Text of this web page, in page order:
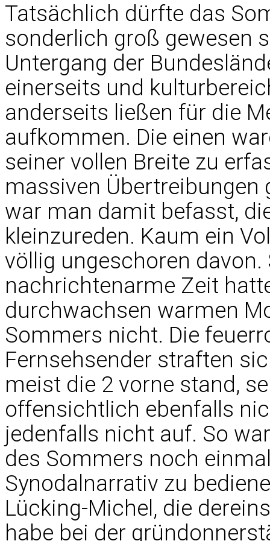
Tatsächlich dürfte das
sonderlich groß gewesen
Untergang der
einerseits und
anderseits ließen für die
aufkommen. Die einen
seiner vollen Breite zu
massiven
war man damit befasst,
kleinzureden. Kaum ein
völlig ungeschoren
nachrichtenarme Zeit
durchwachsen warmen
Sommers nicht. Die
Fernsehsender straften
meist die 2 vorne stand,
offensichtlich ebenfalls
jedenfalls nicht auf. So
des Sommers noch
Synodalnarrativ zu
Lücking-Michel, die
habe bei der